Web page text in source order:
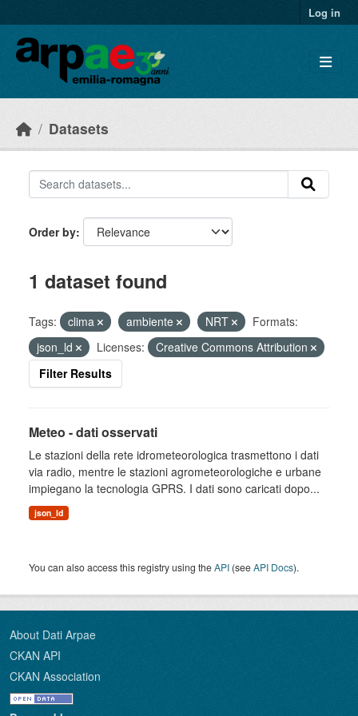
Log in
Datasets
Order by
1 dataset found
Tags: clima ambiente NRT
Formats:
json_ld
Licenses:
Creative Commons Attribution
Filter Results
Meteo - dati osservati
Le stazioni della rete idrometeorologica trasmettono i dati
via radio, mentre le stazioni agrometeorologiche e urbane
impiegano la tecnologia GPRS. I dati sono caricati dopo...
json_ld
You can also access this registry using theAPI (seeAPI Docs).
About Dati Arpae
CKAN API
CKAN Association